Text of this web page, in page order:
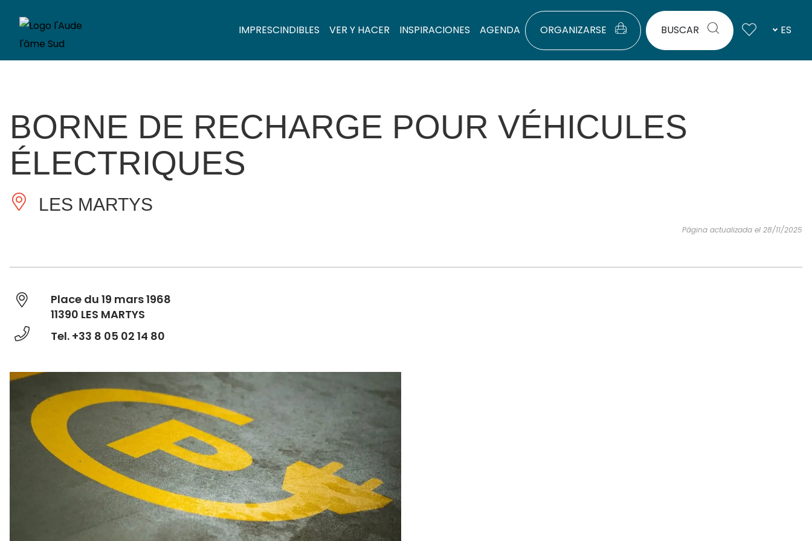
IMPRESCINDIBLES VER Y HACER INSPIRACIONES AGENDA ORGANIZARSE BUSCAR ES
BORNE DE RECHARGE POUR VÉHICULES
ÉLECTRIQUES
LES MARTYS
Página actualizada el 28/11/2025
Place du 19 mars 1968
11390 LES MARTYS
Tel. +33 8 05 02 14 80